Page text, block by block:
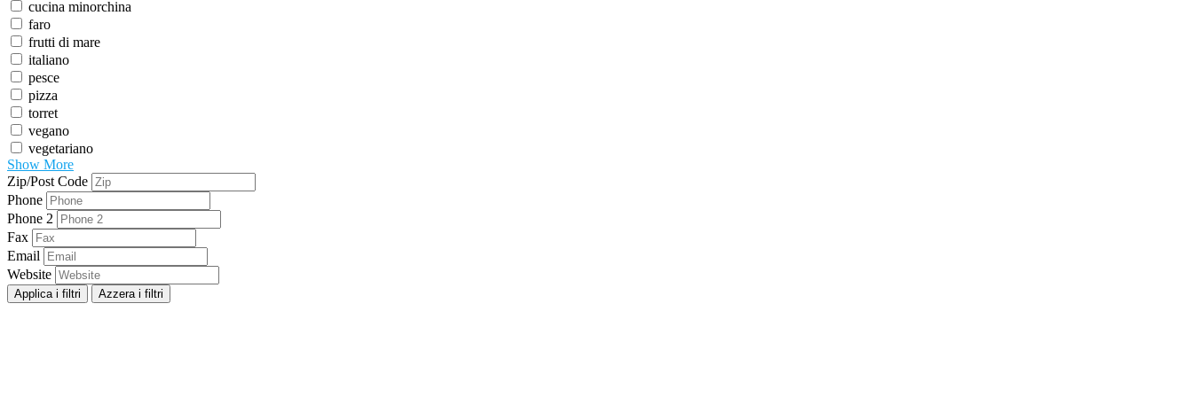
cucina minorchina
faro
frutti di mare
italiano
pesce
pizza
torret
vegano
vegetariano
Show More
Zip/Post Code
Phone
Phone 2
Fax
Email
Website
Applica i filtri Azzera i filtri